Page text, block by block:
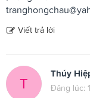
Viết trả lời
T
Thúy
Đăng lúc: